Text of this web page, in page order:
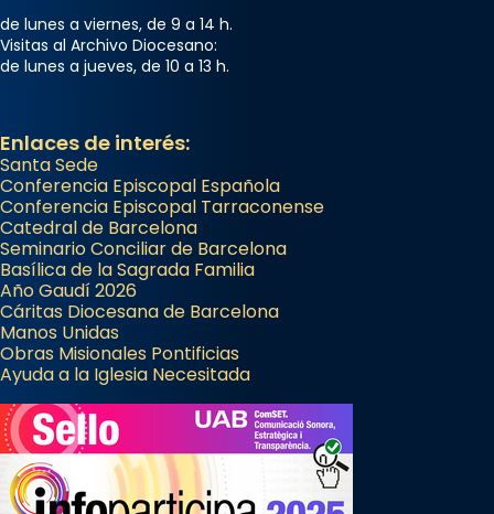
de lunes a viernes, de 9 a 14 h.
Visitas al Archivo Diocesano:
de lunes a jueves, de 10 a 13 h.
Enlaces de interés:
Santa Sede
Conferencia Episcopal Española
Conferencia Episcopal Tarraconense
Catedral de Barcelona
Seminario Conciliar de Barcelona
Basílica de la Sagrada Familia
Año Gaudí 2026
Cáritas Diocesana de Barcelona
Manos Unidas
Obras Misionales Pontificias
Ayuda a la Iglesia Necesitada